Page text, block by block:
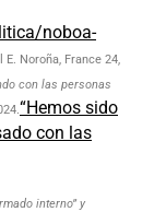
noboa-
E. Noroña, France 24,
con las personas
“Hemos sido
con las
interno” y